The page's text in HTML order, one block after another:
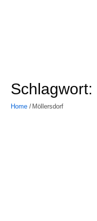
Schlagwort:
Home Möllersdorf